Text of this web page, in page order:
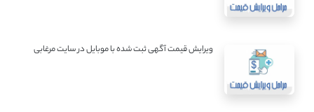
ویرایش قیمت آگهی ثبت شده با موبایل در سایت مرغابی